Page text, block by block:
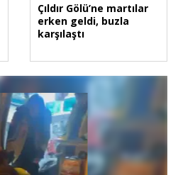
Çıldır Gölü’ne martılar
erken geldi, buzla
karşılaştı